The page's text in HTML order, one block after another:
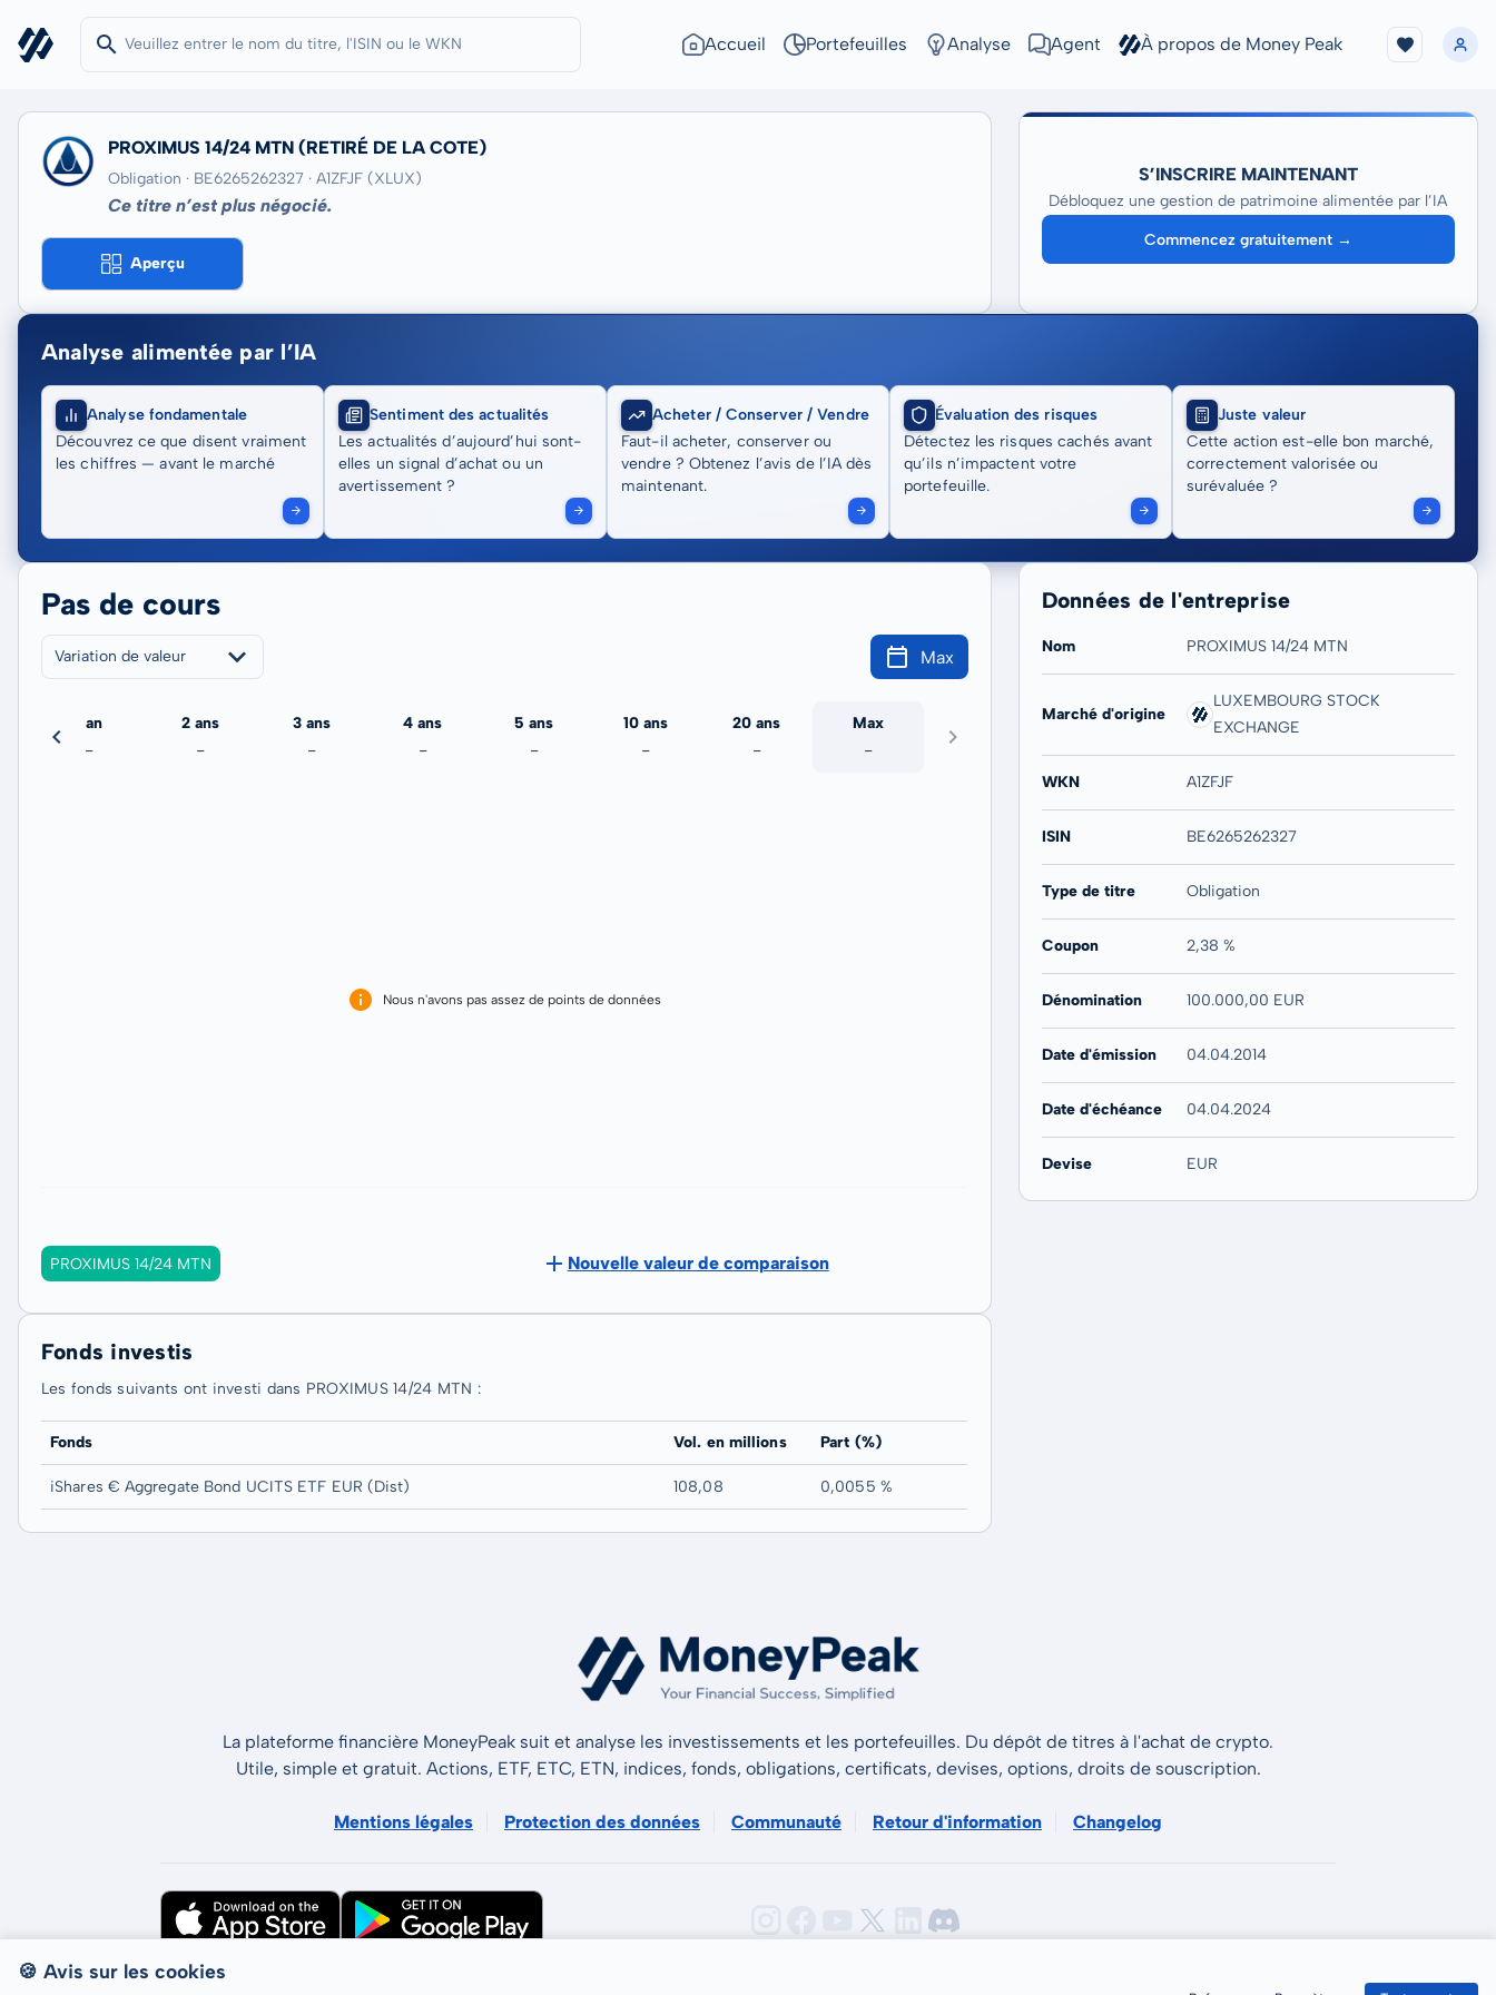
Accueil Portefeuilles Analyse Agent À propos de Money Peak
PROXIMUS 14/24 MTN (RETIRÉ DE LA COTE)
Obligation · BE6265262327 · A1ZFJF (XLUX)
Ce titre n’est plus négocié.
Aperçu
S’INSCRIRE MAINTENANT
Débloquez une gestion de patrimoine alimentée par l’IA
Commencez gratuitement →
Analyse alimentée par l’IA
Analyse fondamentale
Découvrez ce que disent vraiment
les chiffres — avant le marché
Sentiment des actualités
Les actualités d’aujourd’hui sont-
elles un signal d’achat ou un
avertissement ?
Acheter / Conserver / Vendre
Faut-il acheter, conserver ou
vendre ? Obtenez l’avis de l’IA dès
maintenant.
Évaluation des risques
Détectez les risques cachés avant
qu’ils n’impactent votre
portefeuille.
Juste valeur
Cette action est-elle bon marché,
correctement valorisée ou
surévaluée ?
Pas de cours
Variation de valeur Max
1 an
-
2 ans
-
3 ans
-
4 ans
-
5 ans
-
10 ans
-
20 ans
-
Max
-
Nous n'avons pas assez de points de données
PROXIMUS 14/24 MTN Nouvelle valeur de comparaison
Fonds investis
Les fonds suivants ont investi dans PROXIMUS 14/24 MTN :
Fonds Vol. en millions Part (%)
iShares € Aggregate Bond UCITS ETF EUR (Dist) 108,08 0,0055 %
Données de l'entreprise
Nom PROXIMUS 14/24 MTN
Marché d'origine
LUXEMBOURG STOCK
EXCHANGE
WKN A1ZFJF
ISIN BE6265262327
Type de titre Obligation
Coupon 2,38 %
Dénomination 100.000,00 EUR
Date d'émission 04.04.2014
Date d'échéance 04.04.2024
Devise EUR
La plateforme financière MoneyPeak suit et analyse les investissements et les portefeuilles. Du dépôt de titres à l'achat de crypto.
Utile, simple et gratuit. Actions, ETF, ETC, ETN, indices, fonds, obligations, certificats, devises, options, droits de souscription.
Mentions légales Protection des données Communauté Retour d'information Changelog
🍪 Avis sur les cookies